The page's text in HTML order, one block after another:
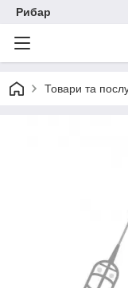
Рибар
Товари та